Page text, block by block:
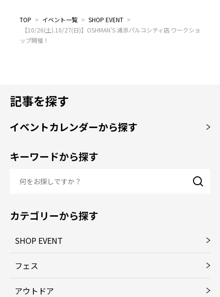
TOP > イベント一覧 > SHOP EVENT >
【10/26(土).10/27(日)】OSHMAN’S 浦添パルコシティ店 ワークショ
ップ開催！
記事を探す
イベントカレンダーから探す
キーワードから探す
カテゴリーから探す
SHOP EVENT
フェス
アウトドア